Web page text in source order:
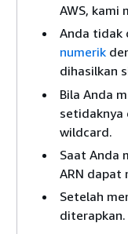
AWS, kami
Anda tidak
numerik
dihasilkan
Bila Anda
wildcard.
Saat Anda
ARN dapat
Setelah
diterapkan.